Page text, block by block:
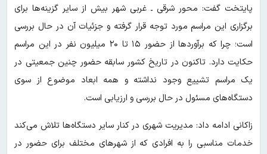
پایتخت گفت: محور شرقی ـ غربی شهر بیش از سایر گزینه‌ها برای
برگزاری این مراسم مورد توجه قرار گرفته و جزئیات آن در حال بررسی
است؛ چرا که برآوردها از حضور ۱۵ تا ۲۰ میلیون نفر در این مراسم
حکایت دارد. تاکنون در تاریخ کشور سابقه حضور چنین جمعیتی در
یک مراسم تشییع وجود نداشته و همه ابعاد موضوع از سوی
دستگاه‌های مسئول در حال بررسی و ارزیابی است.
زاکانی ادامه داد: مدیریت شهری در کنار سایر دستگاه‌ها تلاش می‌کند
خدمات مناسبی را به افرادی که از شهرهای مختلف برای حضور در